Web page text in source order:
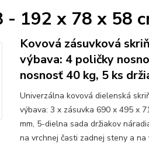
- 192 x 78 x 58
Kovová zásuvková
výbava: 4 poličky
nosnosť 40 kg, 5 ks
Univerzálna kovová dielenská
výbava: 3 x zásuvka 690 x 495 x
mm, 5-dielna sada držiakov
na vrchnej časti zadnej steny a